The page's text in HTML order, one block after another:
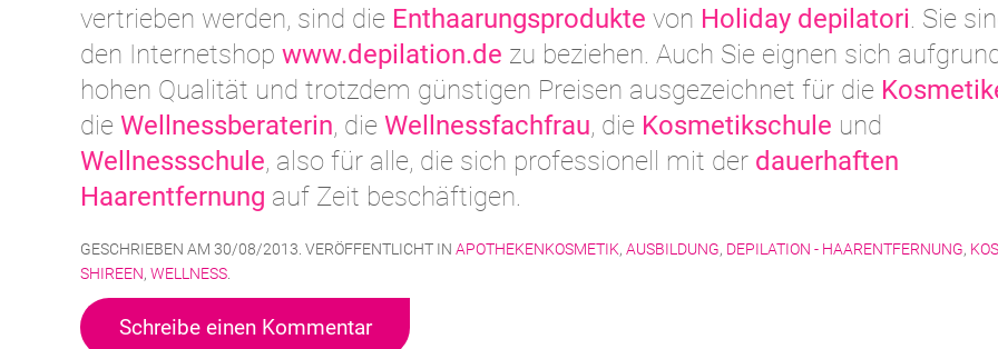
vertrieben werden, sind die Enthaarungsprodukte von Holiday depilatori. Sie
den Internetshop www.depilation.de zu beziehen. Auch Sie eignen sich
hohen Qualität und trotzdem günstigen Preisen ausgezeichnet für die
die Wellnessberaterin, die Wellnessfachfrau, die Kosmetikschule und
Wellnessschule, also für alle, die sich professionell mit der dauerhaften
Haarentfernung auf Zeit beschäftigen.
GESCHRIEBEN AM 30/08/2013 . VERÖFFENTLICHT IN APOTHEKENKOSMETIK, AUSBILDUNG, DEPILATION - HAARENTFERNUNG,
SHIREEN, WELLNESS
Schreibe einen Kommentar